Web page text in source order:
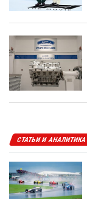
СТАТЬИ И АНАЛИТИКА